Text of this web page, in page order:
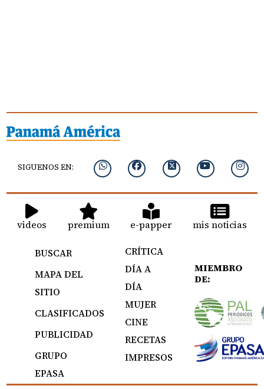
SIGUENOS EN:
videos premium e-papper mis noticias
BUSCAR
MAPA DEL
SITIO
CLASIFICADOS
PUBLICIDAD
GRUPO
EPASA
CRÍTICA
DÍA A
DÍA
MUJER
CINE
RECETAS
IMPRESOS
MIEMBRO
DE: